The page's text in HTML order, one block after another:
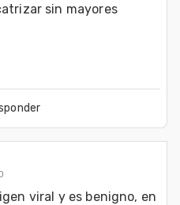
sin mayores
viral y es benigno, en